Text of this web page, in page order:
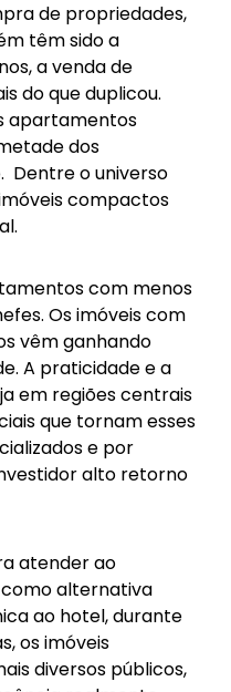
de propriedades,
têm sido a
a venda de
do que duplicou.
apartamentos
dos
. Dentre o universo
compactos
com menos
Os imóveis com
vêm ganhando
A praticidade e a
em regiões centrais
que tornam esses
e por
alto retorno
atender ao
alternativa
ao hotel, durante
os imóveis
diversos públicos,